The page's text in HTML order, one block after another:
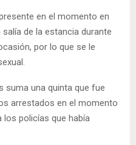
en el momento en
de la estancia durante
por lo que se le
suma una quinta que fue
arrestados en el momento
policías que había